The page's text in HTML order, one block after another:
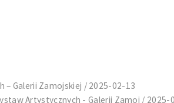
– Galerii Zamojskiej / 2025-02-13
Artystycznych - Galerii Zamoj / 2025-